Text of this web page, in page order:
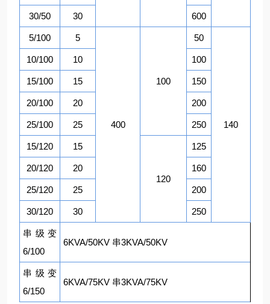
30/50 30 600
5/100 5
400
100
50
140
10/100 10 100
15/100 15 150
20/100 20 200
25/100 25 250
15/120 15
120
125
20/120 20 160
25/120 25 200
30/120 30 250
串级变
6/100
6KVA/50KV 串3KVA/50KV
串级变
6/150
6KVA/75KV 串3KVA/75KV